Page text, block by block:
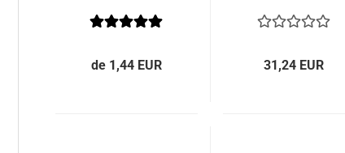
de 1,44 EUR 31,24 EUR